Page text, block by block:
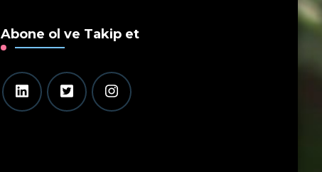
Abone ol ve Takip et